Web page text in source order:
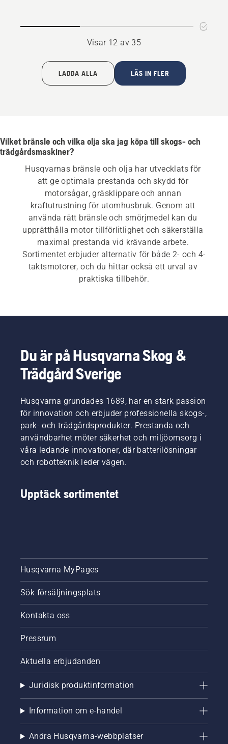
Visar 12 av 35
LADDA ALLA LÄS IN FLER
Vilket bränsle och vilka olja ska jag köpa till skogs- och
trädgårdsmaskiner?
Husqvarnas bränsle och olja har utvecklats för
att ge optimala prestanda och skydd för
motorsågar, gräsklippare och annan
kraftutrustning för utomhusbruk. Genom att
använda rätt bränsle och smörjmedel kan du
upprätthålla motor tillförlitlighet och säkerställa
maximal prestanda vid krävande arbete.
Sortimentet erbjuder alternativ för både 2- och 4-
taktsmotorer, och du hittar också ett urval av
praktiska tillbehör.
Du är på Husqvarna Skog &
Trädgård Sverige
Husqvarna grundades 1689, har en stark passion
för innovation och erbjuder professionella skogs-,
park- och trädgårdsprodukter. Prestanda och
användbarhet möter säkerhet och miljöomsorg i
våra ledande innovationer, där batterilösningar
och robotteknik leder vägen.
Upptäck sortimentet
Husqvarna MyPages
Sök försäljningsplats
Kontakta oss
Pressrum
Aktuella erbjudanden
Juridisk produktinformation
Information om e-handel
Andra Husqvarna-webbplatser